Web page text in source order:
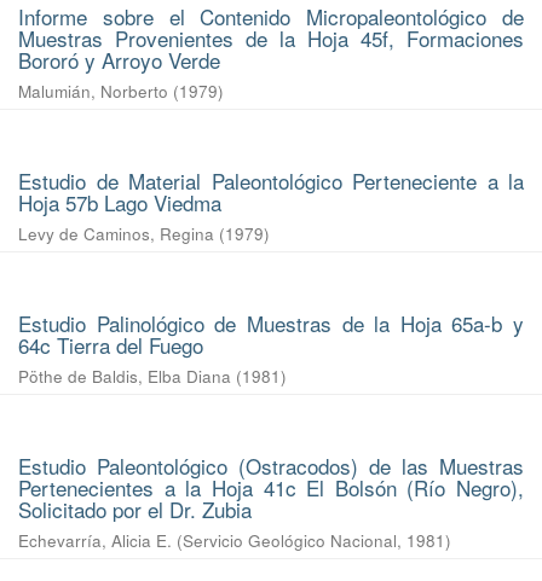
Informe sobre el Contenido Micropaleontológico de
Muestras Provenientes de la Hoja 45f, Formaciones
Bororó y Arroyo Verde
Malumián, Norberto (1979)
Estudio de Material Paleontológico Perteneciente a la
Hoja 57b Lago Viedma
Levy de Caminos, Regina (1979)
Estudio Palinológico de Muestras de la Hoja 65a-b y
64c Tierra del Fuego
Pöthe de Baldis, Elba Diana (1981)
Estudio Paleontológico (Ostracodos) de las Muestras
Pertenecientes a la Hoja 41c El Bolsón (Río Negro),
Solicitado por el Dr. Zubia
Echevarría, Alicia E. (Servicio Geológico Nacional, 1981)